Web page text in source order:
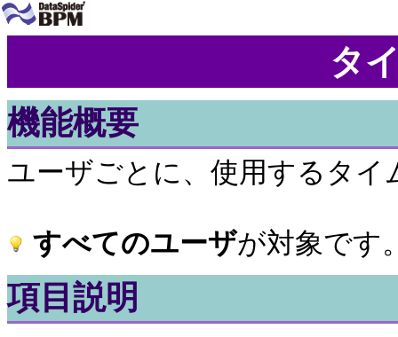
タ
機能概要
ユーザごとに、使用するタ
すべてのユーザが対象です
項目説明